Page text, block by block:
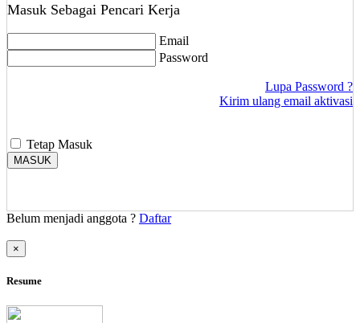
Masuk Sebagai Pencari Kerja
Email
Password
Lupa Password ?
Kirim ulang email aktivasi
Tetap Masuk
MASUK
Belum menjadi anggota ? Daftar
×
Resume